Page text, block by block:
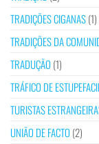
TRADIÇÕES CIGANAS(1)
TRADIÇÕES DA
TRADUÇÃO (1)
TRÁFICO DE
TURISTAS
UNIÃO DE FACTO (2)